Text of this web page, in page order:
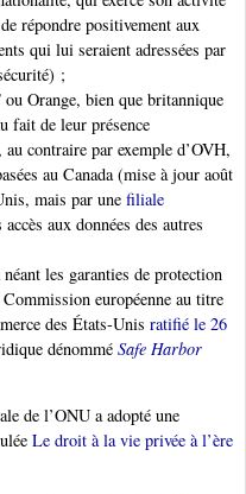
répondre positivement aux
qui lui seraient adressées par
;
Orange, bien que britannique
fait de leur présence
contraire par exemple d’OVH,
au Canada (mise à jour août
mais par une filiale
accès aux données des autres
les garanties de protection
européenne au titre
des États-Unis ratifié le 26
dénommé Safe Harbor
de l’ONU a adopté une
Le droit à la vie privée à l’ère